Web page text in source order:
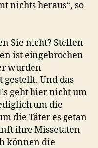
nichts heraus“, so
Sie nicht? Stellen
ist eingebrochen
wurden
gestellt. Und das
geht hier nicht um
um die
die Täter es getan
ihre Missetaten
können die